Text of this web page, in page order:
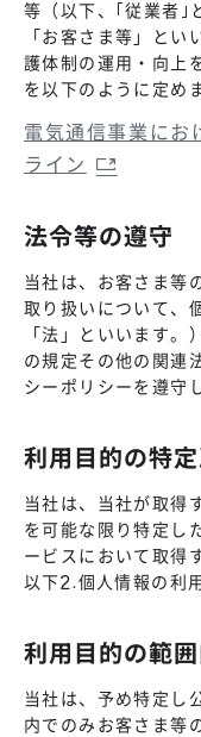
等（以下、｢従業者｣
「お客さま等」と
護体制の運用・向上
を以下のように定め
電気通信事業にお
ライン
法令等の遵守
当社は、お客さま等
取り扱いについて、
「法」といいます
の規定その他の関連
シーポリシーを遵守
利用目的の特
当社は、当社が取得
を可能な限り特定し
ービスにおいて取得
以下2.個人情報の利
利用目的の範
当社は、予め特定し
内でのみお客さま等